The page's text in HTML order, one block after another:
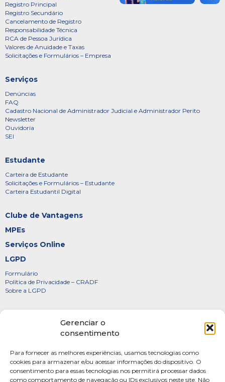
Gerenciar o
consentimento
Para fornecer as melhores experiências, usamos tecnologias como
cookies para armazenar e/ou acessar informações do dispositivo. O
consentimento para essas tecnologias nos permitirá processar dados
como comportamento de navegação ou IDs exclusivos neste site. Não
Registro Principal
Registro Secundário
Cancelamento de Registro
Responsabilidade Técnica
RCA de Pessoa Jurídica
Valores de Anuidade e Taxas
Solicitações e Formulários – Empresa
Serviços
Denúncias
FAQ
Cadastro Nacional de Administrador Judicial e Administrador Perito
Newsletter
Ouvidoria
SEI
Estudante
Carteira de Estudante
Solicitações e Formulários – Estudante
Carteira Estudantil Digital
Clube de Vantagens
MPEs
Serviços Online
LGPD
Formulário
Política de Privacidade – CRADF
Sobre a LGPD
Diretoria
FOTOS